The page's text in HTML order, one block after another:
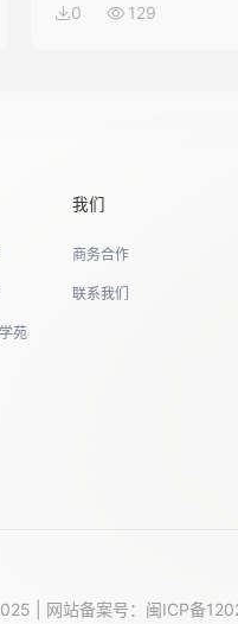
0 129
苑
我们
商务合作
联系我们
| 网站备案号： 闽ICP备